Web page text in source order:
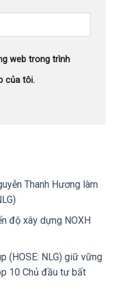
web trong trình
của tôi.
Thanh Hương làm
độ xây dựng NOXH
(HOSE: NLG) giữ vững
10 Chủ đầu tư bất